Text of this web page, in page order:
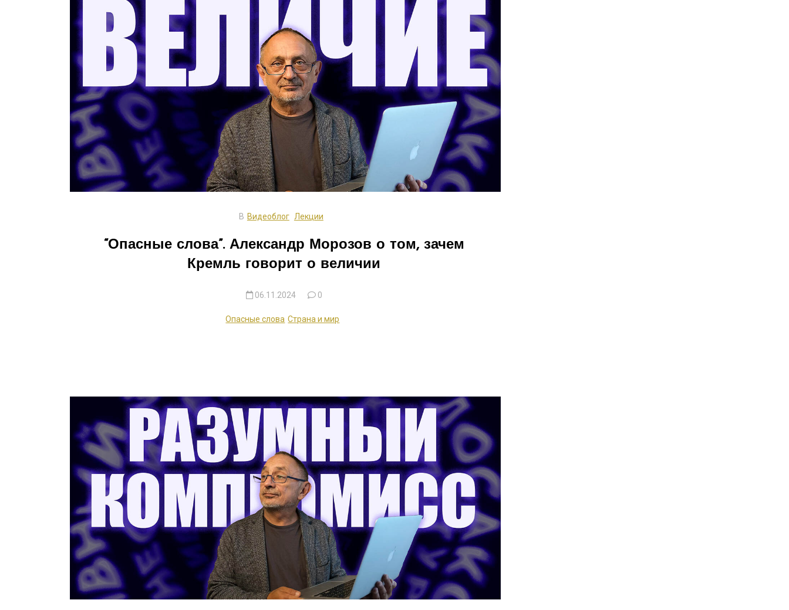
В Видеоблог Лекции
“Опасные слова”. Александр Морозов о том, зачем
Кремль говорит о величии
06.11.2024 0
Опасные слова Страна и мир